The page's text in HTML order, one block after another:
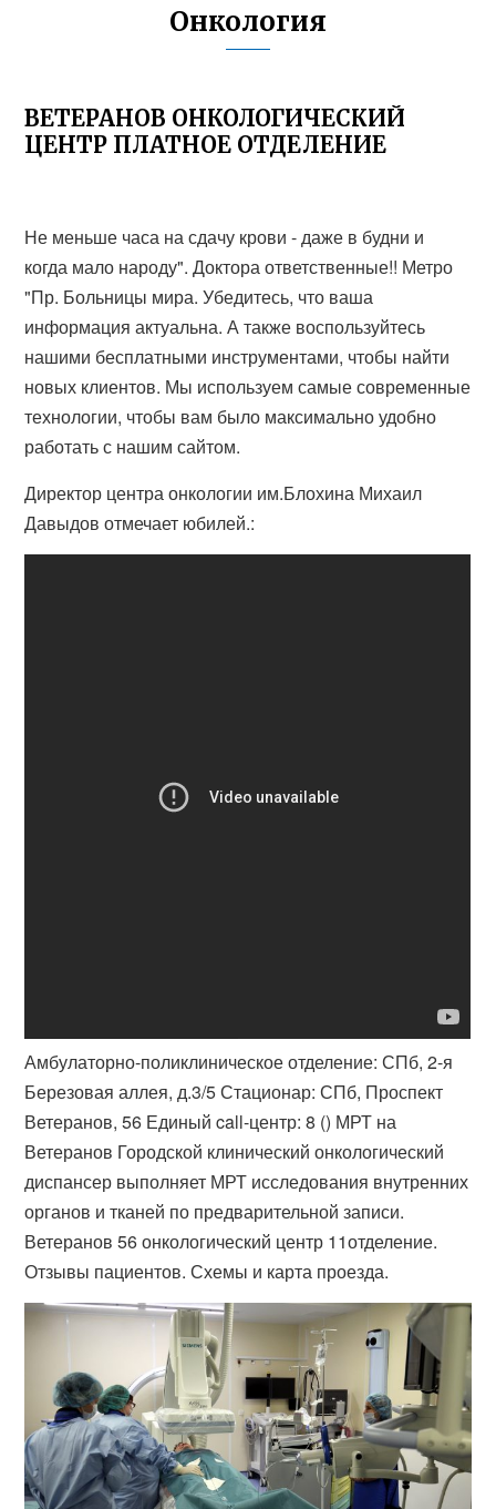
Онкология
ВЕТЕРАНОВ ОНКОЛОГИЧЕСКИЙ
ЦЕНТР ПЛАТНОЕ ОТДЕЛЕНИЕ
Не меньше часа на сдачу крови - даже в будни и
когда мало народу". Доктора ответственные!! Метро
"Пр. Больницы мира. Убедитесь, что ваша
информация актуальна. А также воспользуйтесь
нашими бесплатными инструментами, чтобы найти
новых клиентов. Мы используем самые современные
технологии, чтобы вам было максимально удобно
работать с нашим сайтом.
Директор центра онкологии им.Блохина Михаил
Давыдов отмечает юбилей.:
Амбулаторно-поликлиническое отделение: СПб, 2-я
Березовая аллея, д.3/5 Стационар: СПб, Проспект
Ветеранов, 56 Единый call-центр: 8 () МРТ на
Ветеранов Городской клинический онкологический
диспансер выполняет МРТ исследования внутренних
органов и тканей по предварительной записи.
Ветеранов 56 онкологический центр 11отделение.
Отзывы пациентов. Схемы и карта проезда.